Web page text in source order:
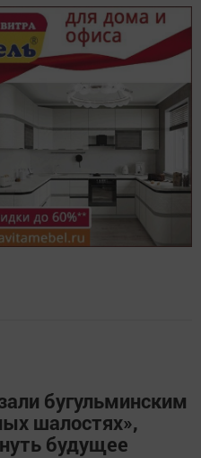
бугульминским
шалостях»,
будущее